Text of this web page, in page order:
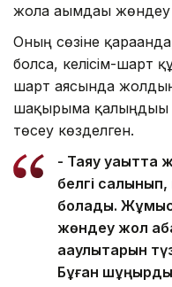
жолға ағымдағы жөндеу
Оның сөзіне
болса, келісім-шарт
шарт аясында
шақырымға
төсеу көзделген.
- Таяу уақытта
белгі салынып,
болады.
жөндеу жол
ақаулықтарын
Бұған